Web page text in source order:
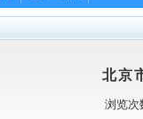
北京
浏览次